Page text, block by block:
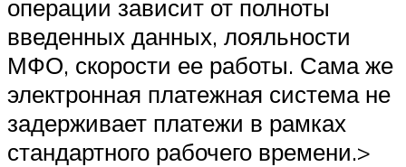
операции зависит от полноты
введенных данных, лояльности
МФО, скорости ее работы. Сама же
электронная платежная система не
задерживает платежи в рамках
стандартного рабочего времени.>